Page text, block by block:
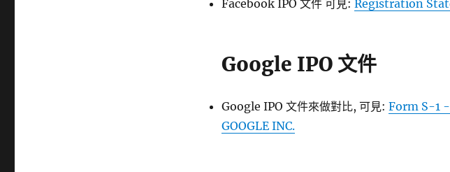
Facebook IPO 文件 可見: Registration
Google IPO 文件
Google IPO 文件來做對比, 可見: Form S-1
GOOGLE INC.